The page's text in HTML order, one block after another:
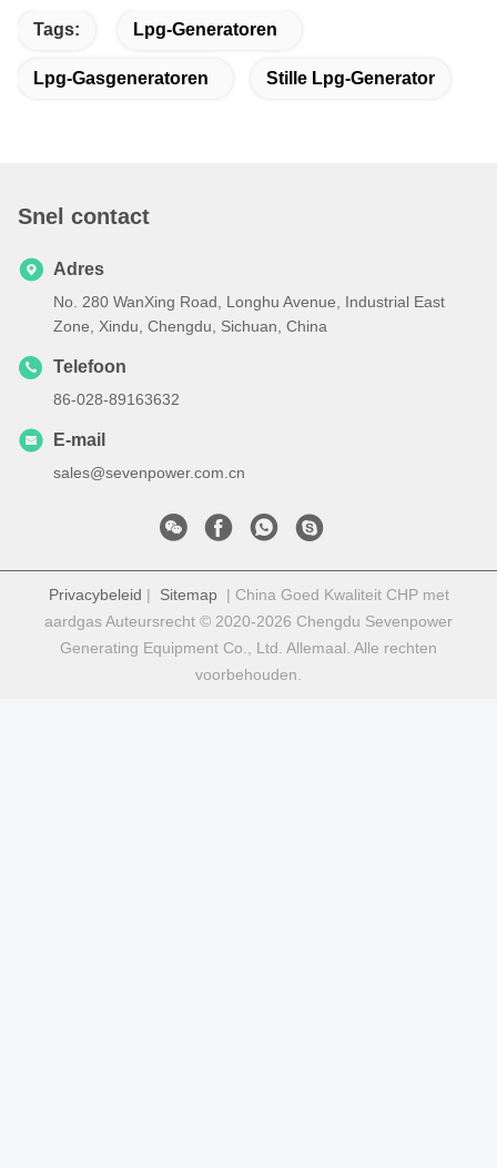
Tags: Lpg-Generatoren
Lpg-Gasgeneratoren Stille Lpg-Generator
Snel contact
Adres
No. 280 WanXing Road, Longhu Avenue, Industrial East
Zone, Xindu, Chengdu, Sichuan, China
Telefoon
86-028-89163632
E-mail
sales@sevenpower.com.cn
Privacybeleid | Sitemap| China Goed Kwaliteit CHP met
aardgas Auteursrecht © 2020-2026 Chengdu Sevenpower
Generating Equipment Co., Ltd. Allemaal. Alle rechten
voorbehouden.